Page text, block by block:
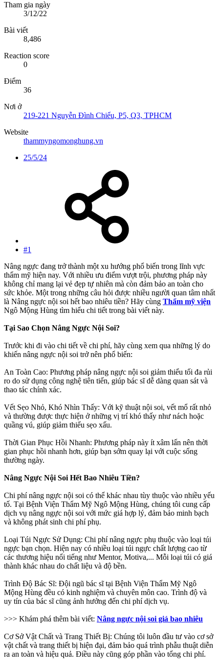
Tham gia ngày
3/12/22
Bài viết
8,486
Reaction score
0
Điểm
36
Nơi ở
219-221 Nguyễn Đình Chiểu, P5, Q3, TPHCM
Website
thammyngomonghung.vn
25/5/24
#1
Nâng ngực đang trở thành một xu hướng phổ biến trong lĩnh vực
thẩm mỹ hiện nay. Với nhiều ưu điểm vượt trội, phương pháp này
không chỉ mang lại vẻ đẹp tự nhiên mà còn đảm bảo an toàn cho
sức khỏe. Một trong những câu hỏi được nhiều người quan tâm nhất
là Nâng ngực nội soi hết bao nhiêu tiền? Hãy cùng Thẩm mỹ viện
Ngô Mộng Hùng tìm hiểu chi tiết trong bài viết này.
Tại Sao Chọn Nâng Ngực Nội Soi?
Trước khi đi vào chi tiết về chi phí, hãy cùng xem qua những lý do
khiến nâng ngực nội soi trở nên phổ biến:
An Toàn Cao: Phương pháp nâng ngực nội soi giảm thiểu tối đa rủi
ro do sử dụng công nghệ tiên tiến, giúp bác sĩ dễ dàng quan sát và
thao tác chính xác.
Vết Sẹo Nhỏ, Khó Nhìn Thấy: Với kỹ thuật nội soi, vết mổ rất nhỏ
và thường được thực hiện ở những vị trí khó thấy như nách hoặc
quầng vú, giúp giảm thiểu sẹo xấu.
Thời Gian Phục Hồi Nhanh: Phương pháp này ít xâm lấn nên thời
gian phục hồi nhanh hơn, giúp bạn sớm quay lại với cuộc sống
thường ngày.
Nâng Ngực Nội Soi Hết Bao Nhiêu Tiền?
Chi phí nâng ngực nội soi có thể khác nhau tùy thuộc vào nhiều yếu
tố. Tại Bệnh Viện Thẩm Mỹ Ngô Mộng Hùng, chúng tôi cung cấp
dịch vụ nâng ngực nội soi với mức giá hợp lý, đảm bảo minh bạch
và không phát sinh chi phí phụ.
Loại Túi Ngực Sử Dụng: Chi phí nâng ngực phụ thuộc vào loại túi
ngực bạn chọn. Hiện nay có nhiều loại túi ngực chất lượng cao từ
các thương hiệu nổi tiếng như Mentor, Motiva,... Mỗi loại túi có giá
thành khác nhau do chất liệu và độ bền.
Trình Độ Bác Sĩ: Đội ngũ bác sĩ tại Bệnh Viện Thẩm Mỹ Ngô
Mộng Hùng đều có kinh nghiệm và chuyên môn cao. Trình độ và
uy tín của bác sĩ cũng ảnh hưởng đến chi phí dịch vụ.
>>> Khám phá thêm bài viết: Nâng ngực nội soi giá bao nhiêu
Cơ Sở Vật Chất và Trang Thiết Bị: Chúng tôi luôn đầu tư vào cơ sở
vật chất và trang thiết bị hiện đại, đảm bảo quá trình phẫu thuật diễn
ra an toàn và hiệu quả. Điều này cũng góp phần vào tổng chi phí.